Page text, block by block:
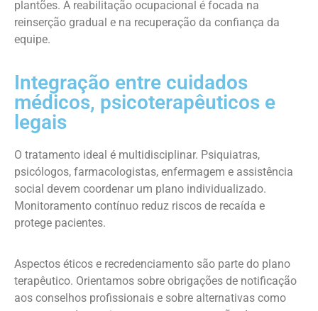
plantões. A reabilitação ocupacional é focada na
reinserção gradual e na recuperação da confiança da
equipe.
Integração entre cuidados
médicos, psicoterapêuticos e
legais
O tratamento ideal é multidisciplinar. Psiquiatras,
psicólogos, farmacologistas, enfermagem e assistência
social devem coordenar um plano individualizado.
Monitoramento contínuo reduz riscos de recaída e
protege pacientes.
Aspectos éticos e recredenciamento são parte do plano
terapêutico. Orientamos sobre obrigações de notificação
aos conselhos profissionais e sobre alternativas como